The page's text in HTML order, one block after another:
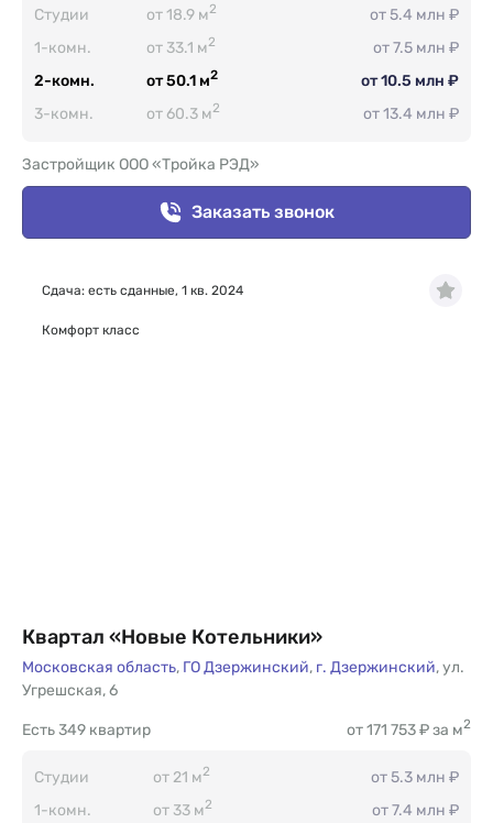
Студии от 18.9 м2
от 5.4 млн ₽
1-комн.
от 33.1 м2
от 7.5 млн ₽
2-комн.
от 50.1 м2
от 10.5 млн ₽
3-комн.
от 60.3 м2 от 13.4 млн ₽
Застройщик ООО «Тройка РЭД»
Заказать звонок
Квартал «Новые Котельники»
Московская область, ГО Дзержинский, г. Дзержинский,ул.
Угрешская,6
349 квартир
Есть от 171 753 ₽ за м2
Студии от 21 м2
от 5.3 млн ₽
1-комн.
от 33 м2 от 7.4 млн ₽
Сдача: есть сданные, 1 кв. 2024
Комфорт класс